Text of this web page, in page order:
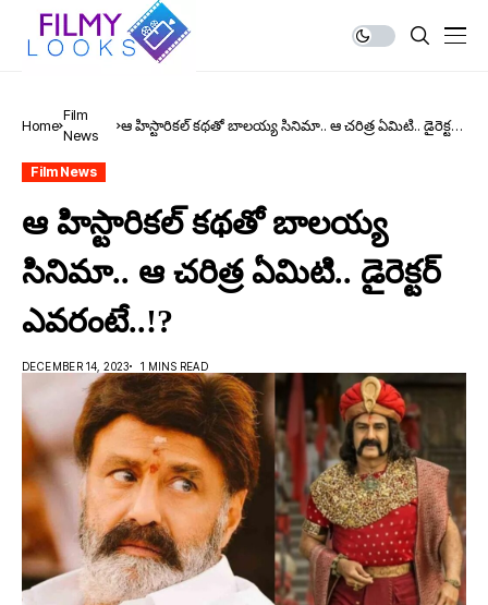
Home
Film
News
ఆ హిస్టారికల్ కథతో బాలయ్య సినిమా.. ఆ చరిత్ర ఏమిటి.. డైరెక్టర్
Film News
ఆ హిస్టారికల్ కథతో బాలయ్య
సినిమా.. ఆ చరిత్ర ఏమిటి.. డైరెక్టర్
ఎవరంటే..!?
DECEMBER 14, 2023 1 MINS READ